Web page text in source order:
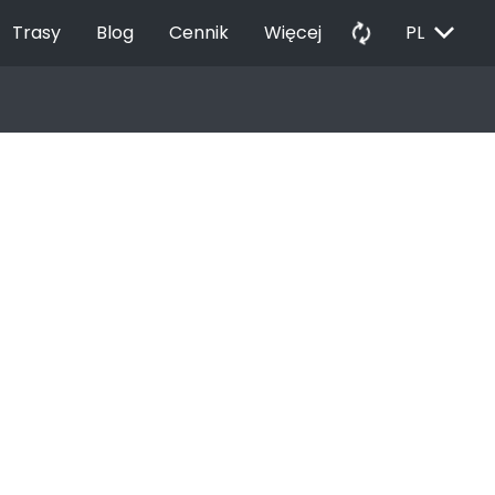
Trasy Blog Cennik Więcej autorenew PL EXPAND_MORE